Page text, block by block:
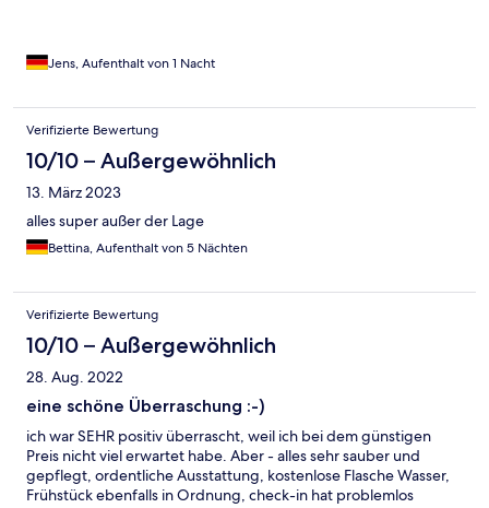
Jens, Aufenthalt von 1 Nacht
Verifizierte Bewertung
10/10 – Außergewöhnlich
13. März 2023
alles super außer der Lage
Bettina, Aufenthalt von 5 Nächten
Verifizierte Bewertung
10/10 – Außergewöhnlich
28. Aug. 2022
eine schöne Überraschung :-)
ich war SEHR positiv überrascht, weil ich bei dem günstigen
Preis nicht viel erwartet habe. Aber - alles sehr sauber und
gepflegt, ordentliche Ausstattung, kostenlose Flasche Wasser,
Frühstück ebenfalls in Ordnung, check-in hat problemlos